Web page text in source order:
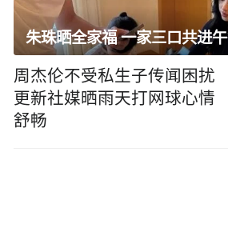
朱珠晒全家福 一家三口共进
周杰伦不受私生子传闻困扰
更新社媒晒雨天打网球心情
舒畅